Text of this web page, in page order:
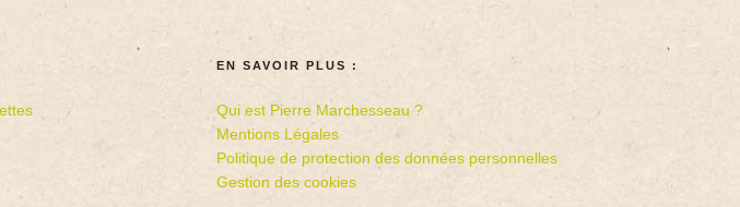
EN SAVOIR PLUS :
Qui est Pierre Marchesseau ?
Mentions Légales
Politique de protection des données personnelles
Gestion des cookies